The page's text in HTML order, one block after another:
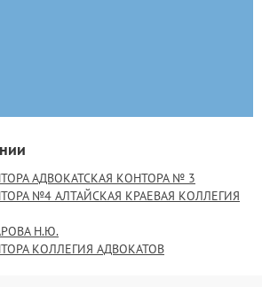
АДВОКАТСКАЯ КОНТОРА № 3
№4 АЛТАЙСКАЯ КРАЕВАЯ КОЛЛЕГИЯ
Н.Ю.
КОЛЛЕГИЯ АДВОКАТОВ